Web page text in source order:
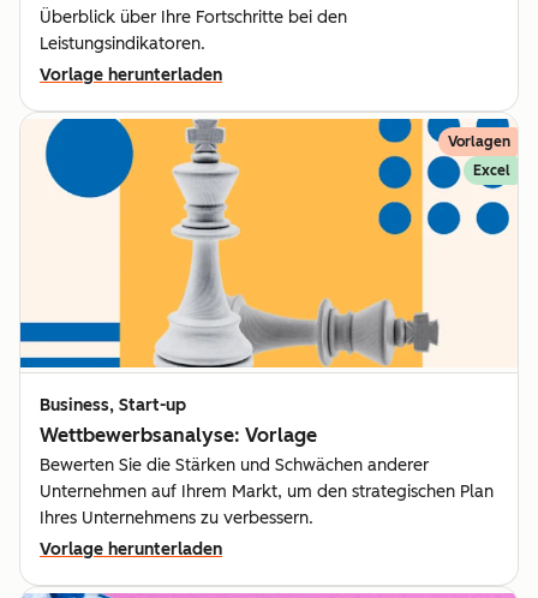
Überblick über Ihre Fortschritte bei den
Leistungsindikatoren.
Vorlage herunterladen
Vorlagen
Excel
Business, Start-up
Wettbewerbsanalyse: Vorlage
Bewerten Sie die Stärken und Schwächen anderer
Unternehmen auf Ihrem Markt, um den strategischen Plan
Ihres Unternehmens zu verbessern.
Vorlage herunterladen